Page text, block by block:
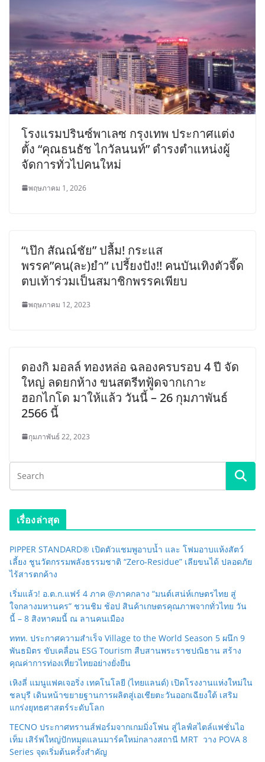
โรงแรมปรินซ์พาเลซ กรุงเทพ ประกาศแต่ง
ตั้ง “คุณธนธัช ไกวัลนนท์” ดำรงตำแหน่งผู้
จัดการทั่วไปคนใหม่
พฤษภาคม 1, 2026
“เป๊ก สัณณ์ชัย” ปลื้ม! กระแส
พรรค”คน(ละ)ยำ” เปรี้ยงปัง!! คนบันเทิงตัวจี๊ด
ตบเท้าร่วมเป็นสมาชิกพรรคเพียบ
พฤษภาคม 12, 2023
ดองกิ มอลล์ ทองหล่อ ฉลองครบรอบ 4 ปี จัด
ใหญ่ ลดยกห้าง ขนสตรีทฟู้ดจากเกาะ
ฮอกไกโด มาให้แล้ว วันนี้ – 26 กุมภาพันธ์
2566 นี้
กุมภาพันธ์ 22, 2023
เรื่องล่าสุด
PIPPER STANDARD® เปิดตัวแชมพูอาบน้ำ และ โฟมอาบแห้งสัตว์
เลี้ยง ชูนวัตกรรมพลังธรรมชาติ “Zero-Residue” เลียขนได้ ปลอดภัย
ไร้สารตกค้าง
เริ่มแล้ว! อ.ต.ก.แฟร์ 4 ภาค @ภาคกลาง “มนต์เสน่ห์เกษตรไทย สู่
ใจกลางมหานคร” ชวนชิม ช้อป สินค้าเกษตรคุณภาพจากทั่วไทย วัน
นี้ – 8 สิงหาคมนี้ ณ ลานคนเมือง
ททท. ประกาศความสำเร็จ Village to the World Season 5 ผนึก 9
พันธมิตร ขับเคลื่อน ESG Tourism สืบสานพระราชปณิธาน สร้าง
คุณค่าการท่องเที่ยวไทยอย่างยั่งยืน
เหิงลี่ แมนูแฟคเจอริ่ง เทคโนโลยี (ไทยแลนด์) เปิดโรงงานแห่งใหม่ใน
ชลบุรี เดินหน้าขยายฐานการผลิตสู่เอเชียตะวันออกเฉียงใต้ เสริม
แกร่งยุทธศาสตร์ระดับโลก
TECNO ประกาศทรานส์ฟอร์มจากเกมมิ่งโฟน สู่ไลฟ์สไตล์แฟชั่นไอ
เท็ม เสิร์ฟใหญ่ปักหมุดแลนมาร์คใหม่กลางสถานี MRT วาง POVA 8
Series จุดเริ่มต้นครั้งสำคัญ